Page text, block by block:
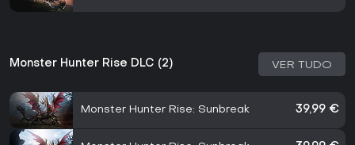
Monster Hunter Rise DLC (2) VER TUDO
Monster Hunter Rise: Sunbreak 39,99 €